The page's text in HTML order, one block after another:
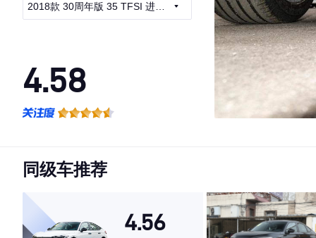
2018款 30周年版 35 TFSI 进取
4.58
·空间表现一般，低于80%同级车
同级车推荐
4.56